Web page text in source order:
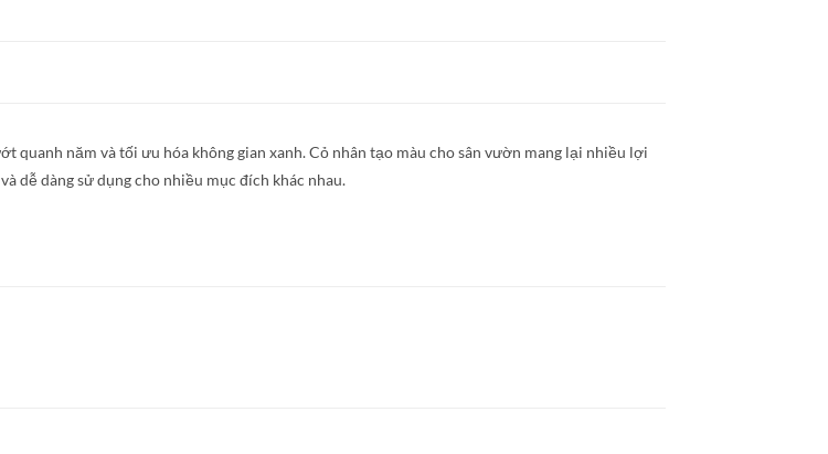
năm và tối ưu hóa không gian xanh. Cỏ nhân tạo màu cho sân vườn mang lại nhiều lợi
dễ dàng sử dụng cho nhiều mục đích khác nhau.